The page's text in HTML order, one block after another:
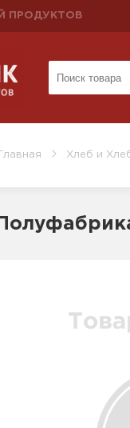
ПРОДУКТОВ
Главная Хлеб и